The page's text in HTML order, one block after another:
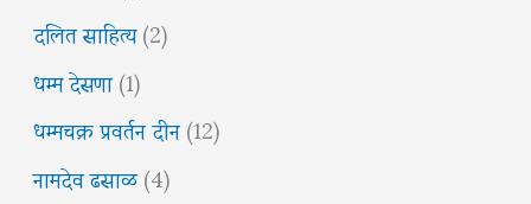
दलित साहित्य(2)
धम्म देसणा(1)
धम्मचक्र प्रवर्तन दीन(12)
नामदेव ढसाळ(4)